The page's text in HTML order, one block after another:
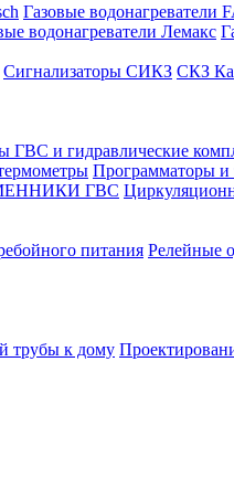
Газовые водонагреватели
водонагреватели Лемакс
Сигнализаторы СИКЗ СКЗ
ГВС и гидравлические
Программаторы и
ГВС
питания Релейные
трубы к дому